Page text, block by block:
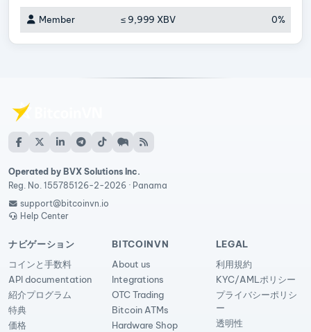
Member ≤ 9,999 XBV 0%
Operated by BVX Solutions Inc.
Reg. No. 155785126-2-2026 · Panama
support@bitcoinvn.io
Help Center
ナビゲーション
コインと手数料
API documentation
紹介プログラム
特典
価格
BITCOINVN
About us
Integrations
OTC Trading
Bitcoin ATMs
Hardware Shop
LEGAL
利用規約
KYC/AMLポリシー
プライバシーポリシ
ー
透明性